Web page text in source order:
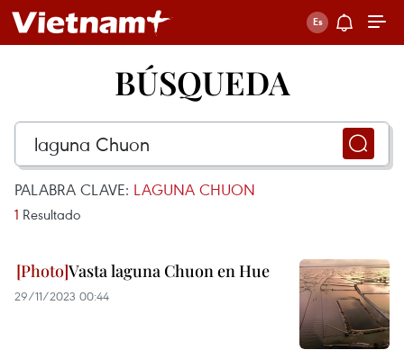
BÚSQUEDA
PALABRA CLAVE: LAGUNA CHUON
1 Resultado
Vasta laguna Chuon en Hue
29/11/2023 00:44